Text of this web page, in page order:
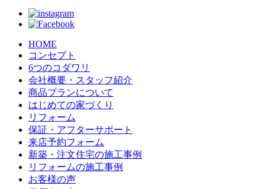
HOME
コンセプト
6つのコダワリ
会社概要・スタッフ紹介
商品プランについて
はじめての家づくり
リフォーム
保証・アフターサポート
来店予約フォーム
新築・注文住宅の施工事例
リフォームの施工事例
お客様の声